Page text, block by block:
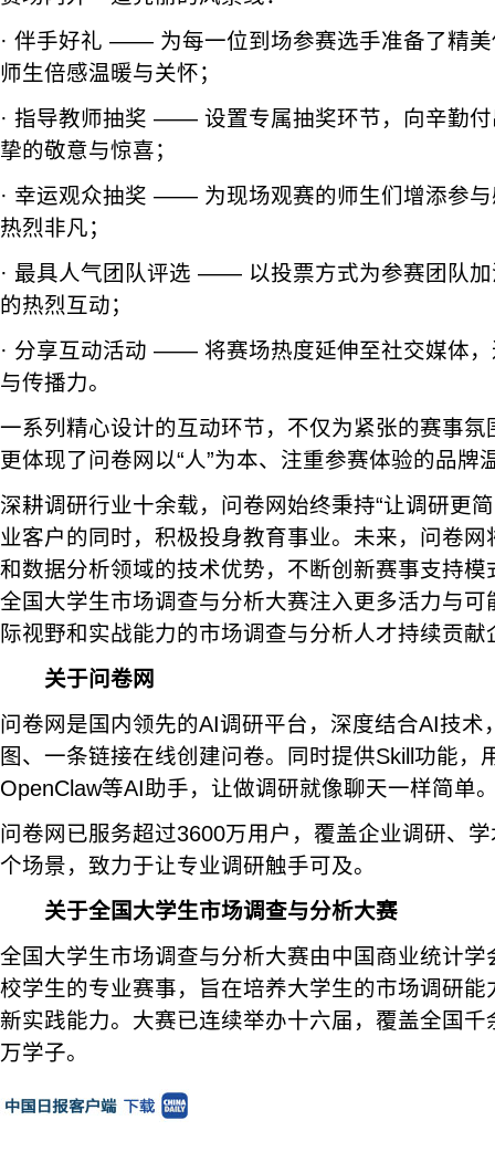
· 伴手好礼 —— 为每一位到场参赛选手准备了精
师生倍感温暖与关怀；
· 指导教师抽奖 —— 设置专属抽奖环节，向辛勤
挚的敬意与惊喜；
· 幸运观众抽奖 —— 为现场观赛的师生们增添参
热烈非凡；
· 最具人气团队评选 —— 以投票方式为参赛团队
的热烈互动；
· 分享互动活动 —— 将赛场热度延伸至社交媒体
与传播力。
一系列精心设计的互动环节，不仅为紧张的赛事
更体现了问卷网以“人”为本、注重参赛体验的品牌
深耕调研行业十余载，问卷网始终秉持“让调研更
业客户的同时，积极投身教育事业。未来，问卷
和数据分析领域的技术优势，不断创新赛事支持
全国大学生市场调查与分析大赛注入更多活力与
际视野和实战能力的市场调查与分析人才持续贡献
关于问卷网
问卷网是国内领先的AI调研平台，深度结合AI技术
图、一条链接在线创建问卷。同时提供Skill功能，
OpenClaw等AI助手，让做调研就像聊天一样简单
问卷网已服务超过3600万用户，覆盖企业调研、
个场景，致力于让专业调研触手可及。
关于全国大学生市场调查与分析大赛
全国大学生市场调查与分析大赛由中国商业统计
校学生的专业赛事，旨在培养大学生的市场调研
新实践能力。大赛已连续举办十六届，覆盖全国
万学子。